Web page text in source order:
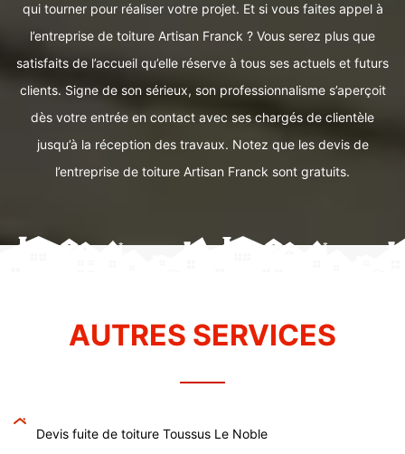
qui tourner pour réaliser votre projet. Et si vous faites appel à
l’entreprise de toiture Artisan Franck ? Vous serez plus que
satisfaits de l’accueil qu’elle réserve à tous ses actuels et futurs
clients. Signe de son sérieux, son professionnalisme s’aperçoit
dès votre entrée en contact avec ses chargés de clientèle
jusqu’à la réception des travaux. Notez que les devis de
l’entreprise de toiture Artisan Franck sont gratuits.
AUTRES SERVICES
Devis fuite de toiture Toussus Le Noble